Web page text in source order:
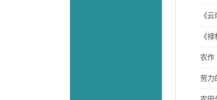
《
《
农作
劳力